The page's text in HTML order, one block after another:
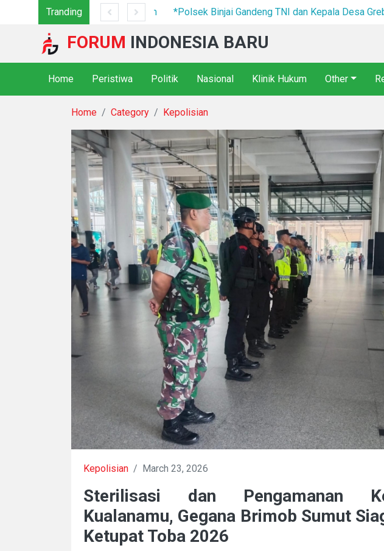
Tranding
Hingga Mesin Dimusnahkan *Polsek Binjai Gandeng TNI dan Kepala Desa Grebek
FORUM INDONESIA BARU
Home Peristiwa Politik Nasional Klinik Hukum Other
Home Category Kepolisian
Kepolisian / March 23, 2026
Sterilisasi dan Pengamanan
Kualanamu, Gegana Brimob Sumut
Ketupat Toba 2026